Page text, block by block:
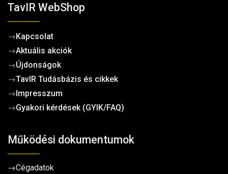
TavIR WebShop
→Kapcsolat
→Aktuális akciók
→Újdonságok
→TavIR Tudásbázis és cikkek
→Impresszum
→Gyakori kérdések (GYIK/FAQ)
Működési dokumentumok
→Cégadatok